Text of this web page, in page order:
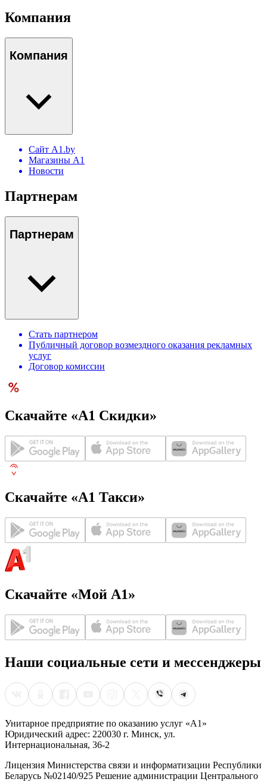
Компания
Компания
Сайт A1.by
Магазины А1
Новости
Партнерам
Партнерам
Стать партнером
Публичный договор возмездного оказания рекламных
услуг
Договор комиссии
Скачайте «А1 Скидки»
Скачайте «А1 Такси»
Скачайте «Мой А1»
Наши социальные сети и мессенджеры
Унитарное предприятие по оказанию услуг «А1»
Юридический адрес: 220030 г. Минск, ул.
Интернациональная, 36-2
Лицензия Министерства связи и информатизации Республики
Беларусь №02140/925 Решение администрации Центрального